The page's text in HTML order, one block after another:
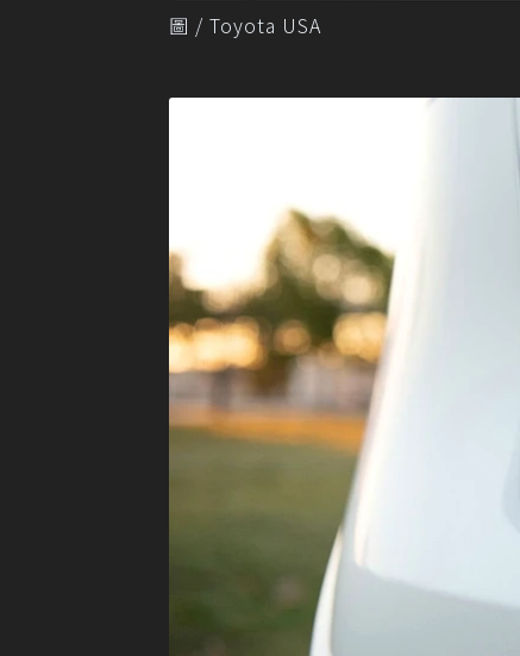
圖 / Toyota USA